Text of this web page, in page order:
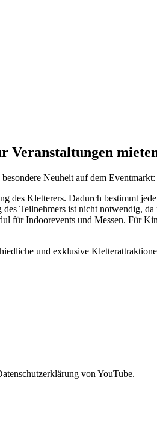
Veranstaltungen
Neuheit auf dem
des Kletterers. Dadurch bestimmt
Teilnehmers ist nicht notwendig,
für Indoorevents und Messen. Für
und exklusive
von YouTube.